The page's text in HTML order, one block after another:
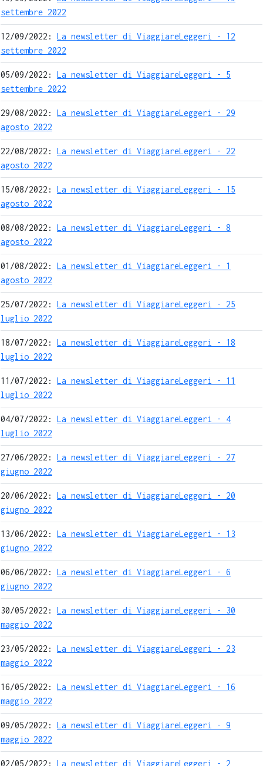
settembre 2022
12/09/2022: La newsletter di ViaggiareLeggeri - 12
settembre 2022
05/09/2022: La newsletter di ViaggiareLeggeri - 5
settembre 2022
29/08/2022: La newsletter di ViaggiareLeggeri - 29
agosto 2022
22/08/2022: La newsletter di ViaggiareLeggeri - 22
agosto 2022
15/08/2022: La newsletter di ViaggiareLeggeri - 15
agosto 2022
08/08/2022: La newsletter di ViaggiareLeggeri - 8
agosto 2022
01/08/2022: La newsletter di ViaggiareLeggeri - 1
agosto 2022
25/07/2022: La newsletter di ViaggiareLeggeri - 25
luglio 2022
18/07/2022: La newsletter di ViaggiareLeggeri - 18
luglio 2022
11/07/2022: La newsletter di ViaggiareLeggeri - 11
luglio 2022
04/07/2022: La newsletter di ViaggiareLeggeri - 4
luglio 2022
27/06/2022: La newsletter di ViaggiareLeggeri - 27
giugno 2022
20/06/2022: La newsletter di ViaggiareLeggeri - 20
giugno 2022
13/06/2022: La newsletter di ViaggiareLeggeri - 13
giugno 2022
06/06/2022: La newsletter di ViaggiareLeggeri - 6
giugno 2022
30/05/2022: La newsletter di ViaggiareLeggeri - 30
maggio 2022
23/05/2022: La newsletter di ViaggiareLeggeri - 23
maggio 2022
16/05/2022: La newsletter di ViaggiareLeggeri - 16
maggio 2022
09/05/2022: La newsletter di ViaggiareLeggeri - 9
maggio 2022
02/05/2022: La newsletter di ViaggiareLeggeri - 2